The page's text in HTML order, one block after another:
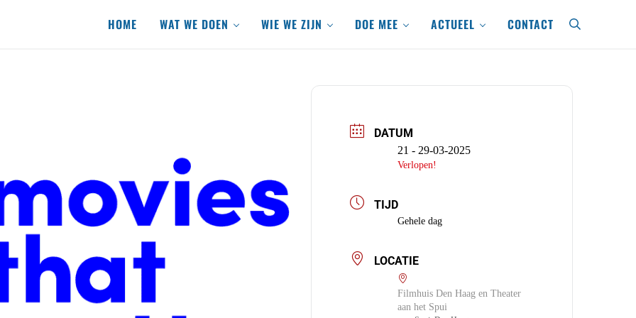
HOME WAT WE DOEN WIE WE ZIJN DOE MEE ACTUEEL CONTACT search
DATUM
21 - 29-03-2025
Verlopen!
TIJD
Gehele dag
LOCATIE
Filmhuis Den Haag en Theater
aan het Spui